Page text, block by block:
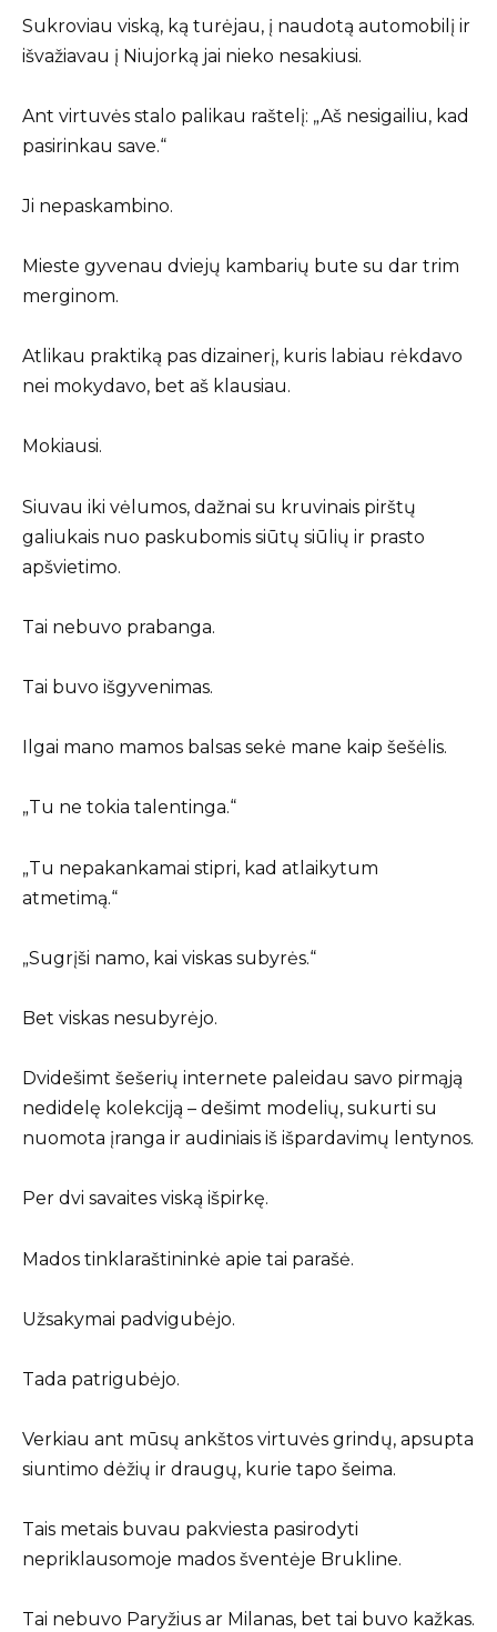
Sukroviau viską, ką turėjau, į naudotą automobilį ir
išvažiavau į Niujorką jai nieko nesakiusi.
Ant virtuvės stalo palikau raštelį: „Aš nesigailiu, kad
pasirinkau save.“
Ji nepaskambino.
Mieste gyvenau dviejų kambarių bute su dar trim
merginom.
Atlikau praktiką pas dizainerį, kuris labiau rėkdavo
nei mokydavo, bet aš klausiau.
Mokiausi.
Siuvau iki vėlumos, dažnai su kruvinais pirštų
galiukais nuo paskubomis siūtų siūlių ir prasto
apšvietimo.
Tai nebuvo prabanga.
Tai buvo išgyvenimas.
Ilgai mano mamos balsas sekė mane kaip šešėlis.
„Tu ne tokia talentinga.“
„Tu nepakankamai stipri, kad atlaikytum
atmetimą.“
„Sugrįši namo, kai viskas subyrės.“
Bet viskas nesubyrėjo.
Dvidešimt šešerių internete paleidau savo pirmąją
nedidelę kolekciją – dešimt modelių, sukurti su
nuomota įranga ir audiniais iš išpardavimų lentynos.
Per dvi savaites viską išpirkę.
Mados tinklaraštininkė apie tai parašė.
Užsakymai padvigubėjo.
Tada patrigubėjo.
Verkiau ant mūsų ankštos virtuvės grindų, apsupta
siuntimo dėžių ir draugų, kurie tapo šeima.
Tais metais buvau pakviesta pasirodyti
nepriklausomoje mados šventėje Brukline.
Tai nebuvo Paryžius ar Milanas, bet tai buvo kažkas.